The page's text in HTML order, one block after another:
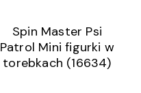
Spin Master Psi
Patrol Mini figurki w
torebkach (16634)